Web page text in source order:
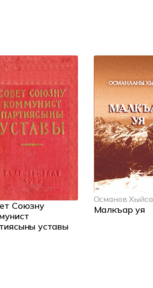
Союзну
уставы
Османов Хыйса
Малкъар уя